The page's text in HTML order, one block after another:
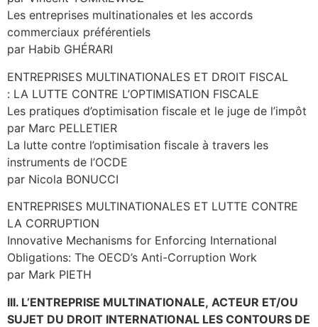
Les entreprises multinationales et les accords
commerciaux préférentiels
par Habib GHÉRARI
ENTREPRISES MULTINATIONALES ET DROIT FISCAL
: LA LUTTE CONTRE L’OPTIMISATION FISCALE
Les pratiques d’optimisation fiscale et le juge de l’impôt
par Marc PELLETIER
La lutte contre l’optimisation fiscale à travers les
instruments de l’OCDE
par Nicola BONUCCI
ENTREPRISES MULTINATIONALES ET LUTTE CONTRE
LA CORRUPTION
Innovative Mechanisms for Enforcing International
Obligations: The OECD’s Anti-Corruption Work
par Mark PIETH
III. L’ENTREPRISE MULTINATIONALE, ACTEUR ET/OU
SUJET DU DROIT INTERNATIONAL LES CONTOURS DE